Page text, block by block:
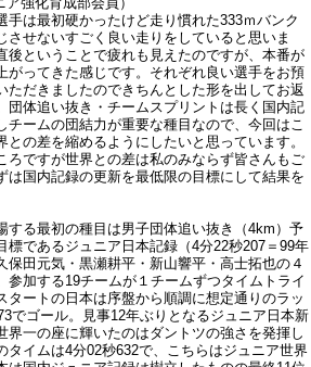
手は最初硬かったけど走り慣れた333ｍバンク
させないすごく良い走りをしていると思いま
後ということで疲れも見えたのですが、本番が
がってきた感じです。それぞれ良い選手をお預
ただきましたのできちんとした形を出してお返
団体追い抜き・チームスプリントは長く国内記
チームの団結力が重要な種目なので、今回はこ
の差を縮めるようにしたいと思っています。
ろですが世界との差は私のみならず皆さんもご
は国内記録の更新を最低限の目標にして結果を
する最初の種目は男子団体追い抜き（4km）予
標であるジュニア日本記録（4分22秒207＝99年
保田元気・黒瀬耕平・新山響平・高士拓也の４
参加する19チームが１チームずつタイムトライ
タートの日本は序盤から順調に想定通りのラッ
でゴール。見事12年ぶりとなるジュニア日本新
界一の座に輝いたのはダントツの強さを発揮し
タイムは4分02秒632で、こちらはジュニア世界